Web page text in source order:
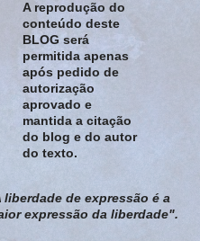
A reprodução do
conteúdo deste
BLOG será
permitida apenas
após pedido de
autorização
aprovado e
mantida a citação
do blog e do autor
do texto.
liberdade de expressão é a
expressão da liberdade".